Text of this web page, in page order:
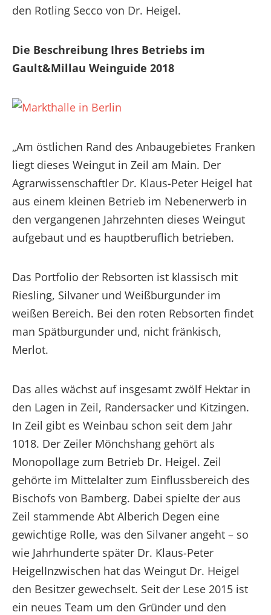
den Rotling Secco von Dr. Heigel.
Die Beschreibung Ihres Betriebs im
Gault&Millau Weinguide 2018
„Am östlichen Rand des Anbaugebietes Franken
liegt dieses Weingut in Zeil am Main. Der
Agrarwissenschaftler Dr. Klaus-Peter Heigel hat
aus einem kleinen Betrieb im Nebenerwerb in
den vergangenen Jahrzehnten dieses Weingut
aufgebaut und es hauptberuflich betrieben.
Das Portfolio der Rebsorten ist klassisch mit
Riesling, Silvaner und Weißburgunder im
weißen Bereich. Bei den roten Rebsorten findet
man Spätburgunder und, nicht fränkisch,
Merlot.
Das alles wächst auf insgesamt zwölf Hektar in
den Lagen in Zeil, Randersacker und Kitzingen.
In Zeil gibt es Weinbau schon seit dem Jahr
1018. Der Zeiler Mönchshang gehört als
Monopollage zum Betrieb Dr. Heigel. Zeil
gehörte im Mittelalter zum Einflussbereich des
Bischofs von Bamberg. Dabei spielte der aus
Zeil stammende Abt Alberich Degen eine
gewichtige Rolle, was den Silvaner angeht – so
wie Jahrhunderte später Dr. Klaus-Peter
HeigelInzwischen hat das Weingut Dr. Heigel
den Besitzer gewechselt. Seit der Lese 2015 ist
ein neues Team um den Gründer und den